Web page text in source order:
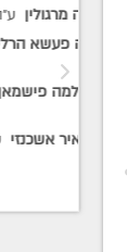
תש"מ
תש"ג